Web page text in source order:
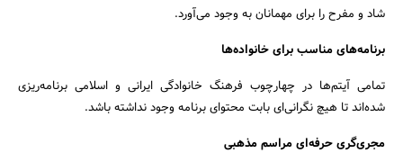
شاد و مفرح را برای مهمانان به وجود می‌آورد.
برنامه‌های مناسب برای خانواده‌ها
تمامی آیتم‌ها در چهارچوب فرهنگ خانوادگی ایرانی و اسلامی برنامه‌ریزی
شده‌اند تا هیچ نگرانی‌ای بابت محتوای برنامه وجود نداشته باشد.
مجری‌گری حرفه‌ای مراسم مذهبی